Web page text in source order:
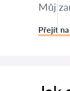
Můj
Přejít